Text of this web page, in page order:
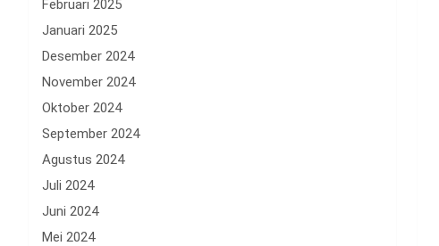
Februari 2025
Januari 2025
Desember 2024
November 2024
Oktober 2024
September 2024
Agustus 2024
Juli 2024
Juni 2024
Mei 2024